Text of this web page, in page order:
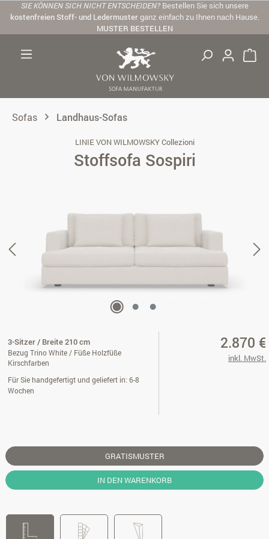
Zum Hauptinhalt springen
SIE KÖNNEN SICH NICHT ENTSCHEIDEN? Bestellen Sie sich unsere
kostenfreien Stoff- und Ledermusterganz einfach zu Ihnen nach Hause.
MUSTER BESTELLEN
Sofas Landhaus-Sofas
LINIE VON WILMOWSKY Collezioni
Stoffsofa Sospiri
3-Sitzer / Breite 210 cm
Bezug Trino White / Füße Holzfüße
Kirschfarben
Für Sie handgefertigt und geliefert in: 6-8
Wochen
2.870 €
inkl. MwSt.
GRATISMUSTER
IN DEN WARENKORB